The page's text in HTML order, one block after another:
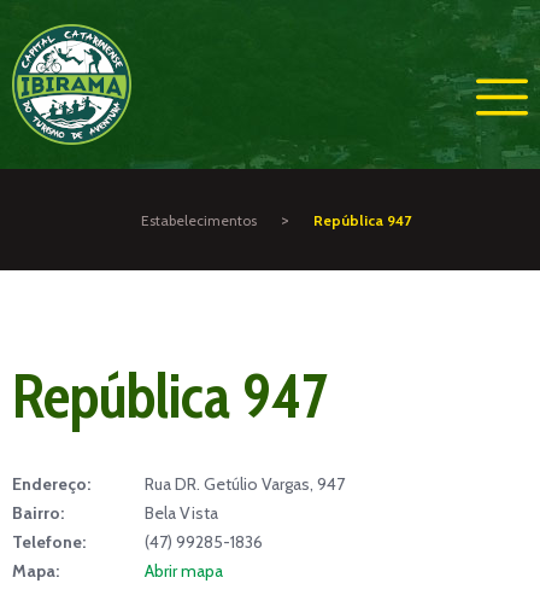
Estabelecimentos > República 947
República 947
Endereço:
Rua DR. Getúlio Vargas, 947
Bairro:
Bela Vista
Telefone:
(47) 99285-1836
Mapa:
Abrir mapa